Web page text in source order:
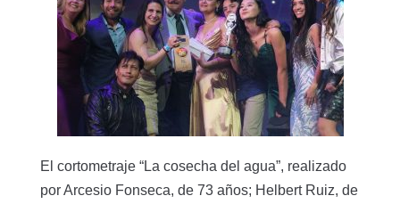
El cortometraje “La cosecha del agua”, realizado
por Arcesio Fonseca, de 73 años; Helbert Ruiz, de